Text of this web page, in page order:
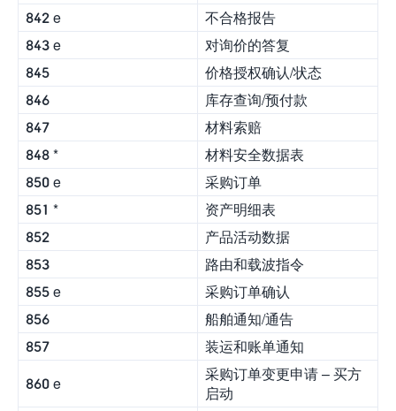
842 e
不合格报告
843 e
对询价的答复
845
价格授权确认/状态
846
库存查询/预付款
847
材料索赔
848 *
材料安全数据表
850 e
采购订单
851 *
资产明细表
852
产品活动数据
853
路由和载波指令
855 e
采购订单确认
856
船舶通知/通告
857
装运和账单通知
860 e
采购订单变更申请 – 买方
启动